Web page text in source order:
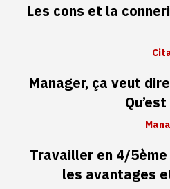
Les cons et la
Manager, ça veut
Travailler en 4/
les avantages